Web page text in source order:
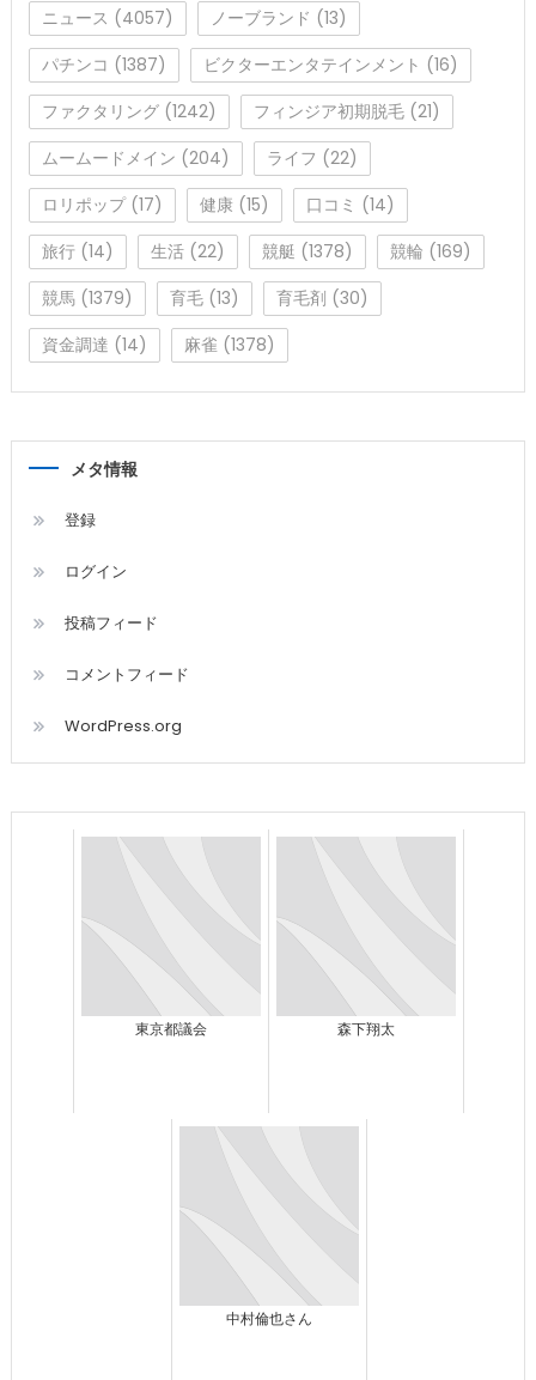
ニュース (4057) ノーブランド (13)
パチンコ (1387) ビクターエンタテインメント (16)
ファクタリング(1242) フィンジア初期脱毛(21)
ムームードメイン (204) ライフ (22)
ロリポップ(17) 健康(15) 口コミ (14)
旅行(14) 生活(22) 競艇 (1378) 競輪 (169)
競馬(1379) 育毛(13) 育毛剤 (30)
資金調達 (14) 麻雀(1378)
メタ情報
登録
ログイン
投稿フィード
コメントフィード
WordPress.org
東京都議会 森下翔太
中村倫也さん